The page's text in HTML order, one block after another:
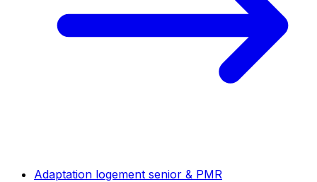
Adaptation logement senior & PMR